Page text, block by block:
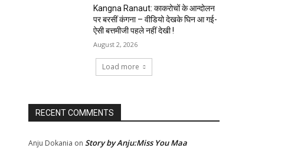
Kangna Ranaut: काकरोचों के आन्दोलन
पर बरसीं कंगना – वीडियो देखके घिन आ गई-
ऐसी बत्तमीजी पहले नहीं देखी !
August 2, 2026
Load more
RECENT COMMENTS
Anju Dokania on Story by Anju:Miss You Maa